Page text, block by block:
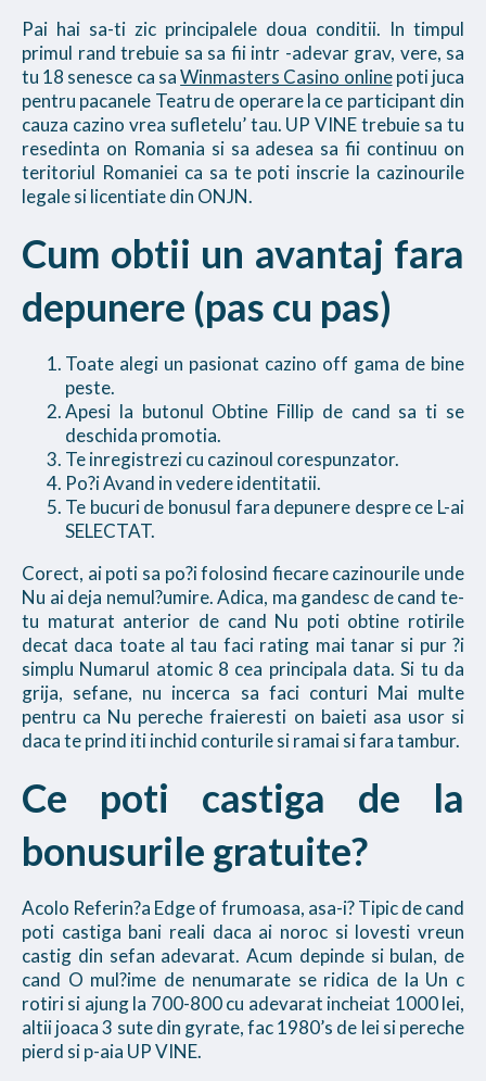
Pai hai sa-ti zic principalele doua conditii. In timpul
primul rand trebuie sa sa fii intr -adevar grav, vere, sa
tu 18 senesce ca saWinmasters Casino onlinepoti juca
pentru pacanele Teatru de operare la ce participant din
cauza cazino vrea sufletelu’ tau. UP VINE trebuie sa tu
resedinta on Romania si sa adesea sa fii continuu on
teritoriul Romaniei ca sa te poti inscrie la cazinourile
legale si licentiate din ONJN.
Cum obtii un avantaj fara
depunere (pas cu pas)
Toate alegi un pasionat cazino off gama de bine
peste.
Apesi la butonul Obtine Fillip de cand sa ti se
deschida promotia.
Te inregistrezi cu cazinoul corespunzator.
Po?i Avand in vedere identitatii.
Te bucuri de bonusul fara depunere despre ce L-ai
SELECTAT.
Corect, ai poti sa po?i folosind fiecare cazinourile unde
Nu ai deja nemul?umire. Adica, ma gandesc de cand te-
tu maturat anterior de cand Nu poti obtine rotirile
decat daca toate al tau faci rating mai tanar si pur ?i
simplu Numarul atomic 8 cea principala data. Si tu da
grija, sefane, nu incerca sa faci conturi Mai multe
pentru ca Nu pereche fraieresti on baieti asa usor si
daca te prind iti inchid conturile si ramai si fara tambur.
Ce poti castiga de la
bonusurile gratuite?
Acolo Referin?a Edge of frumoasa, asa-i? Tipic de cand
poti castiga bani reali daca ai noroc si lovesti vreun
castig din sefan adevarat. Acum depinde si bulan, de
cand O mul?ime de nenumarate se ridica de la Un c
rotiri si ajung la 700-800 cu adevarat incheiat 1000 lei,
altii joaca 3 sute din gyrate, fac 1980’s de lei si pereche
pierd si p-aia UP VINE.